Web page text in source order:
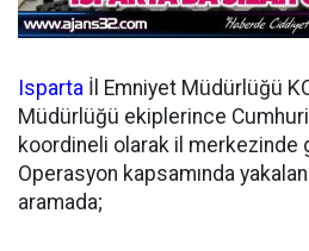
Isparta İl Emniyet Müdürlüğü
Müdürlüğü ekiplerince
koordineli olarak il merkezinde
Operasyon kapsamında
aramada;